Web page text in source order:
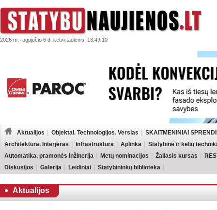
2026 m. rugpjūčio 6 d. ketvirtadienis, 13:49:10
Aktualijos Objektai. Technologijos. Verslas
SKAITMENINIAI
Architektūra. Interjeras
Infrastruktūra Aplinka
Statybinė ir kelių
Automatika, pramonės inžinerija
Metų nominacijos Žaliasis kursas
Diskusijos
Galerija Leidiniai Statybininkų biblioteka
Aktualijos